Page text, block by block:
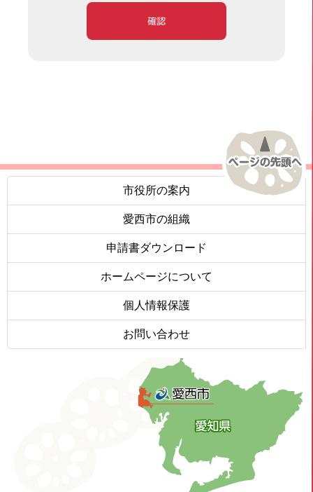
確認
市役所の案内
愛西市の組織
申請書ダウンロード
ホームページについて
個人情報保護
お問い合わせ